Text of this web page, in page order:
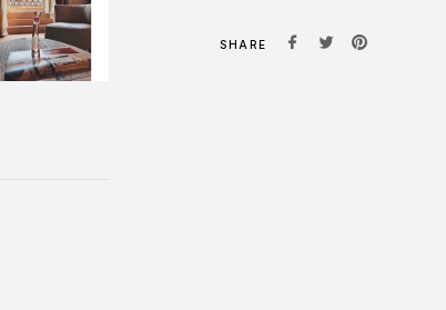
SHARE